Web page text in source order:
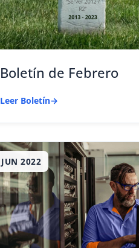
Boletín de Febrero
Leer Boletín→
JUN 2022